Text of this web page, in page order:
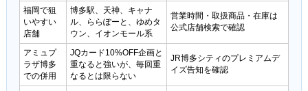
福岡で狙
いやすい
店舗
博多駅、天神、キャナ
ル、ららぽーと、ゆめタ
ウン、イオンモール系
営業時間・取扱商品・在庫は
公式店舗検索で確認
アミュプ
ラザ博多
での併用
JQカード10%OFF企画と
重なると強いが、毎回重
なるとは限らない
JR博多シティのプレミアムデ
イズ告知を確認